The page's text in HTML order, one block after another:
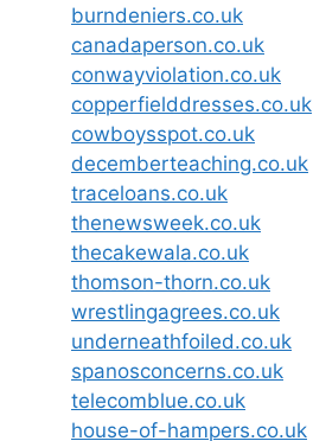
burndeniers.co.uk
canadaperson.co.uk
conwayviolation.co.uk
copperfielddresses.co.uk
cowboysspot.co.uk
decemberteaching.co.uk
traceloans.co.uk
thenewsweek.co.uk
thecakewala.co.uk
thomson-thorn.co.uk
wrestlingagrees.co.uk
underneathfoiled.co.uk
spanosconcerns.co.uk
telecomblue.co.uk
house-of-hampers.co.uk